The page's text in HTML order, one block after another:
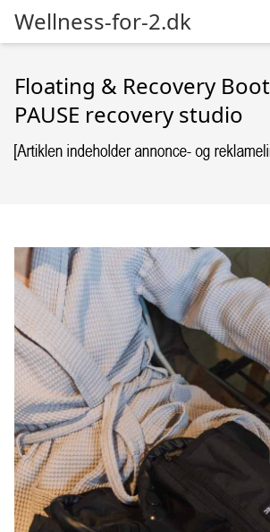
Wellness-for-2.dk
Floating & Recovery
PAUSE recovery studio